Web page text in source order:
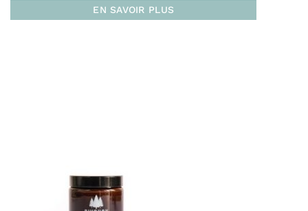
EN SAVOIR PLUS